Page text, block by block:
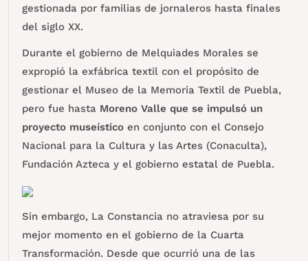
gestionada por familias de jornaleros hasta finales
del siglo XX.
Durante el gobierno de Melquiades Morales se
expropió la exfábrica textil con el propósito de
gestionar el Museo de la Memoria Textil de Puebla,
pero fue hasta Moreno Valle que se impulsó un
proyecto museístico en conjunto con el Consejo
Nacional para la Cultura y las Artes (Conaculta),
Fundación Azteca y el gobierno estatal de Puebla.
Sin embargo, La Constancia no atraviesa por su
mejor momento en el gobierno de la Cuarta
Transformación. Desde que ocurrió una de las